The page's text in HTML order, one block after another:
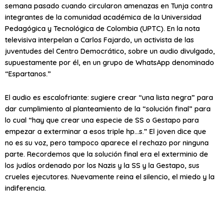
semana pasado cuando circularon amenazas en Tunja contra
integrantes de la comunidad académica de la Universidad
Pedagógica y Tecnológica de Colombia (UPTC). En la nota
televisiva interpelan a Carlos Fajardo, un activista de las
juventudes del Centro Democrático, sobre un audio divulgado,
supuestamente por él, en un grupo de WhatsApp denominado
“Espartanos.”
El audio es escalofriante: sugiere crear “una lista negra” para
dar cumplimiento al planteamiento de la “solución final” para
lo cual “hay que crear una especie de SS o Gestapo para
empezar a exterminar a esos triple hp…s.” El joven dice que
no es su voz, pero tampoco aparece el rechazo por ninguna
parte. Recordemos que la solución final era el exterminio de
los judíos ordenado por los Nazis y la SS y la Gestapo, sus
crueles ejecutores. Nuevamente reina el silencio, el miedo y la
indiferencia.